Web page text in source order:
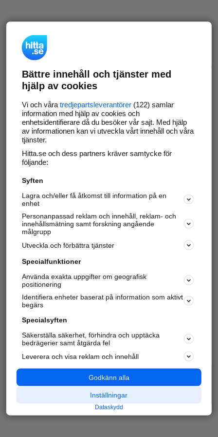
Bättre innehåll och tjänster med
hjälp av cookies
Vi och våra tredjepartsleverantörer(122) samlar
information med hjälp av cookies och
enhetsidentifierare då du besöker vår sajt. Med hjälp
av informationen kan vi utveckla vårt innehåll och våra
tjänster.
Hitta.se och dess partners kräver samtycke för
följande:
Syften
Lagra och/eller få åtkomst till information på en
enhet
Personanpassad reklam och innehåll, reklam- och
innehållsmätning samt forskning angående
målgrupp
Utveckla och förbättra tjänster
Specialfunktioner
Använda exakta uppgifter om geografisk
positionering
Identifiera enheter baserat på information som aktivt
begärs
Specialsyften
Säkerställa säkerhet, förhindra och upptäcka
bedrägerier samt åtgärda fel
Leverera och visa reklam och innehåll
Godkänn alla
Inställningar
Dataskydd